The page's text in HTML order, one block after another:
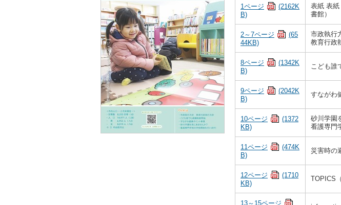
1ページ
(2162K
B)
表紙 表紙
書館）
2～7ページ
(65
44KB)
市政執行
教育行政
8ページ
(1342K
B)
こども誰
9ページ
(2042K
B)
すながわ
10ページ
(1372
KB)
砂川学園
看護専門
11ページ
(474K
B)
災害時の
12ページ
(1710
KB)
TOPICS
13～15ページ